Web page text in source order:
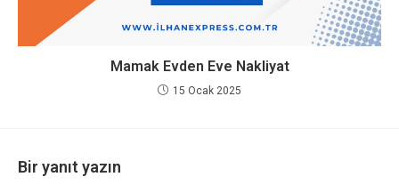
Mamak Evden Eve Nakliyat
15 Ocak 2025
Bir yanıt yazın